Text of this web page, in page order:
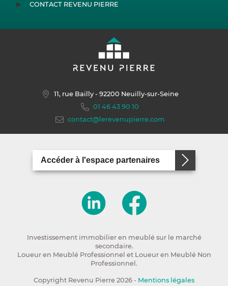
CONTACT REVENU PIERRE
11, rue Bailly- 92200 Neuilly-sur-Seine
01 46 43 90 10
contact@lerevenupierre.com
Accéder à l'espace partenaires
Investissement immobilier en meublé sur le marché
secondaire.
Loueur en Meublé Professionnel et Loueur en Meublé Non
Professionnel.
Copyright Revenu Pierre 2026 - Mentions légales